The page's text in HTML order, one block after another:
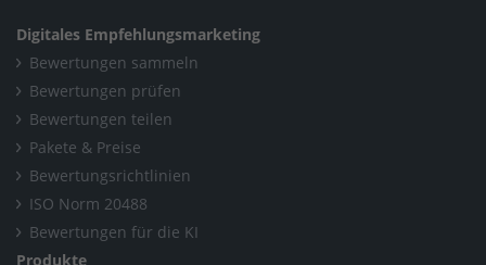
Home / Maurer, Beton, Stein & Estrich
Maler, Putz, Stuck & Gips / Maler & Lackierer
Gerhard Fisser GmbH
Home / Holzbau / Tischlerei/Schreinerei
Gerhard Fisser GmbH
Digitales Empfehlungsmarketing
Bewertungen sammeln
Bewertungen prüfen
Bewertungen teilen
Pakete & Preise
Bewertungsrichtlinien
ISO Norm 20488
Bewertungen für die KI
Produkte